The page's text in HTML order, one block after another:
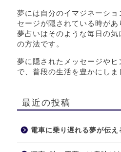
夢には自分のイマジネーショ
セージが隠されている時があ
夢占いはそのような毎日の
の方法です。
夢に隠されたメッセージやヒ
で、普段の生活を豊かにしま
最近の投稿
電車に乗り遅れる夢が伝え